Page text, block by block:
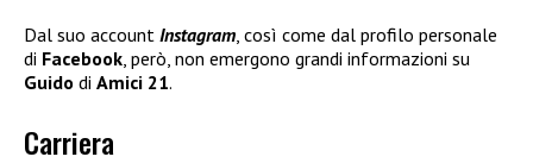
Dal suo account Instagram , così come dal profilo personale
di Facebook , però, non emergono grandi informazioni su
Guido di Amici 21.
Carriera